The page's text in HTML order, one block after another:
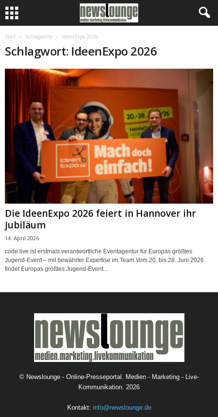
Start Schlagworte IdeenExpo 2026
Schlagwort: IdeenExpo 2026
Die IdeenExpo 2026 feiert in Hannover ihr
Jubiläum
14. April 2026
code:live ist erstmals verantwortliche Eventagentur für Europas größtes
Jugend-Event – mit bewährter Expertise im Team Vom 20. bis 28. Juni 2026
findet Europas größtes Jugend-Event...
© Newslounge - Online-Presseportal. Medien - Marketing - Live-
Kommunikation. 2026
Kontakt: info@newslounge.de